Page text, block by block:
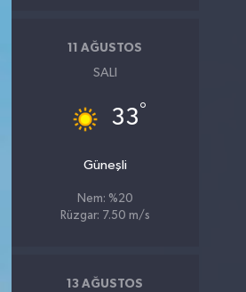
11 AĞUSTOS
SALI
33°
Güneşli
Nem: %20
Rüzgar: 7.50 m/s
13 AĞUSTOS